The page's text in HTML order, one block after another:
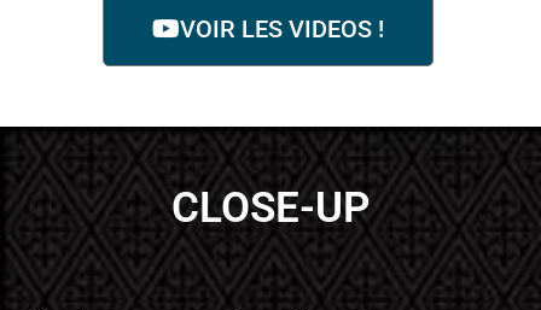
VOIR LES VIDEOS !
CLOSE-UP